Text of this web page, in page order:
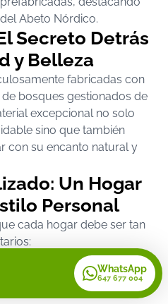
Abeto Nórdico.
Secreto Detrás
y Belleza
fabricadas con
bosques gestionados de
excepcional no solo
sino que también
con su encanto natural y
Un Hogar
Personal
cada hogar debe ser tan
Te ofrecemos la
espacios como siempre
WhatsApp
647 677 004